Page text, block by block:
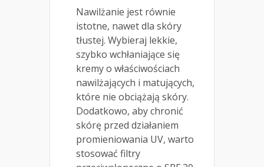
Nawilżanie jest równie
istotne, nawet dla skóry
tłustej. Wybieraj lekkie,
szybko wchłaniające się
kremy o właściwościach
nawilżających i matujących,
które nie obciążają skóry.
Dodatkowo, aby chronić
skórę przed działaniem
promieniowania UV, warto
stosować filtry